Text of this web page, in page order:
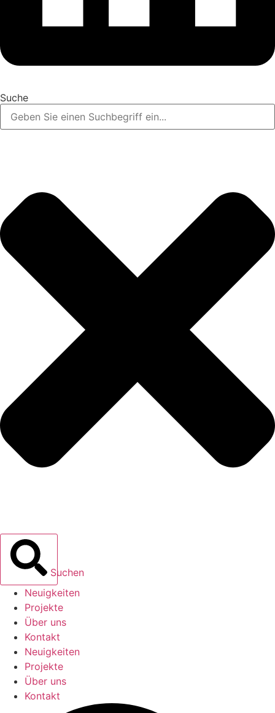
Suche
Suchen
Neuigkeiten
Projekte
Über uns
Kontakt
Neuigkeiten
Projekte
Über uns
Kontakt